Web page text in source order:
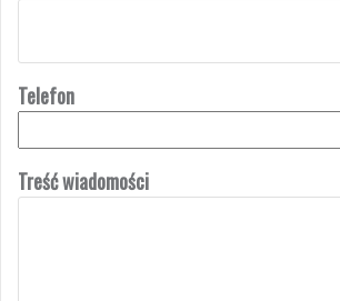
Telefon
Treść wiadomości